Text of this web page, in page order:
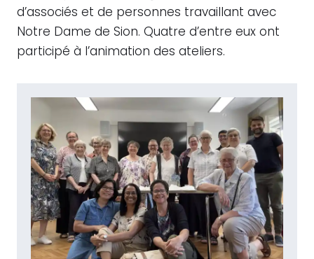
d’associés et de personnes travaillant avec
Notre Dame de Sion. Quatre d’entre eux ont
participé à l’animation des ateliers.